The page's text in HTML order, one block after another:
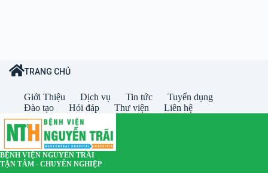
TRANG CHỦ
Giới Thiệu Dịch vụ Tin tức
Tuyển dụng
Đào tạo
Hỏi đáp Thư viện Liên hệ
BỆNH VIỆN NGUYỄN TRÃI
TẬN TÂM - CHUYÊN NGHIỆP